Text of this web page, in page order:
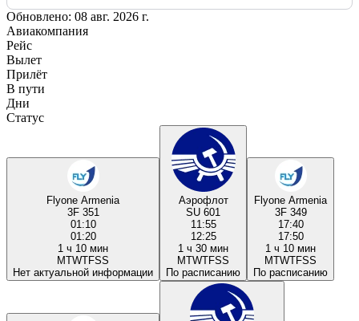
Обновлено: 08 авг. 2026 г.
Авиакомпания
Рейс
Вылет
Прилёт
В пути
Дни
Статус
Flyone Armenia
3F 351
01:10
01:20
1 ч 10 мин
MTWTFSS
Нет актуальной информации
Аэрофлот
SU 601
11:55
12:25
1 ч 30 мин
MTWTFSS
По расписанию
Flyone Armenia
3F 349
17:40
17:50
1 ч 10 мин
MTWTFSS
По расписанию